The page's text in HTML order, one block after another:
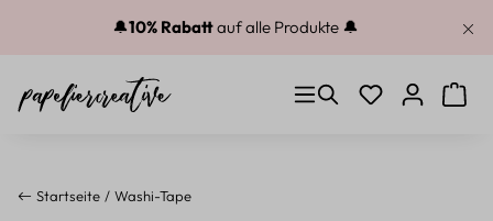
Zum Hauptinhalt springen
🔔10% Rabattauf alle Produkte 🔔
Du hast 0
Startseite Washi-Tape